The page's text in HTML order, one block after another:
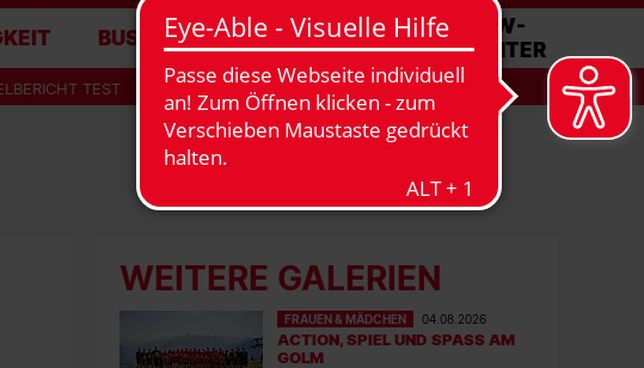
BUSINESS STADION MATCHCENTER
TEST
WEITERE GALERIEN
FRAUEN & MÄDCHEN 04.08.2026
ACTION, SPIEL UND SPASS AM G
OLM